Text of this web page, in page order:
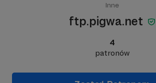
Inne
ftp.pigwa.net
4
patronów